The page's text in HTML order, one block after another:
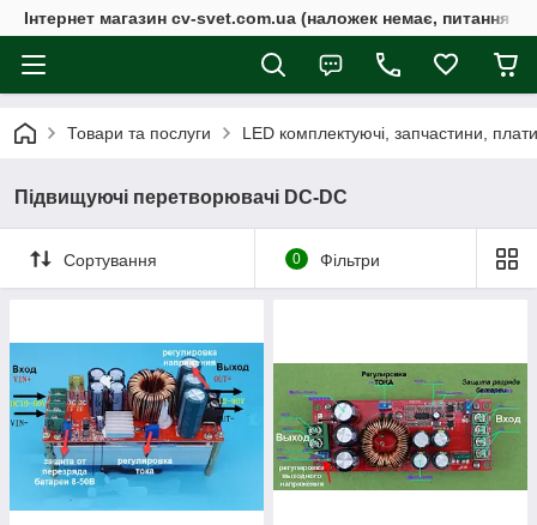
Інтернет магазин cv-svet.com.ua (наложек немає, питання у
Товари та послуги LED комплектуючі, запчастини,
Підвищуючі перетворювачі DC-DC
Сортування 0 Фільтри